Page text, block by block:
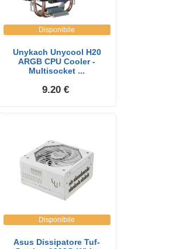
Disponibile
Unykach Unycool H20
ARGB CPU Cooler -
Multisocket ...
9.20 €
Disponibile
Asus Dissipatore Tuf-